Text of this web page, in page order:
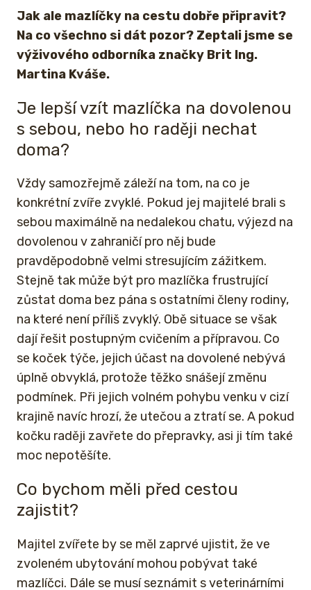
Jak ale mazlíčky na cestu dobře připravit?
Na co všechno si dát pozor? Zeptali jsme se
výživového odborníka značky Brit Ing.
Martina Kváše.
Je lepší vzít mazlíčka na dovolenou
s sebou, nebo ho raději nechat
doma?
Vždy samozřejmě záleží na tom, na co je
konkrétní zvíře zvyklé. Pokud jej majitelé brali s
sebou maximálně na nedalekou chatu, výjezd na
dovolenou v zahraničí pro něj bude
pravděpodobně velmi stresujícím zážitkem.
Stejně tak může být pro mazlíčka frustrující
zůstat doma bez pána s ostatními členy rodiny,
na které není příliš zvyklý. Obě situace se však
dají řešit postupným cvičením a přípravou. Co
se koček týče, jejich účast na dovolené nebývá
úplně obvyklá, protože těžko snášejí změnu
podmínek. Při jejich volném pohybu venku v cizí
krajině navíc hrozí, že utečou a ztratí se. A pokud
kočku raději zavřete do přepravky, asi ji tím také
moc nepotěšíte.
Co bychom měli před cestou
zajistit?
Majitel zvířete by se měl zaprvé ujistit, že ve
zvoleném ubytování mohou pobývat také
mazlíčci. Dále se musí seznámit s veterinárními